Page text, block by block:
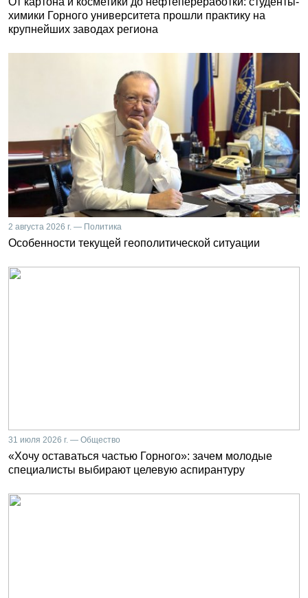
химики Горного университета прошли практику на
крупнейших заводах региона
2 августа 2026 г. — Политика
Особенности текущей геополитической ситуации
31 июля 2026 г. — Общество
«Хочу оставаться частью Горного»: зачем молодые
специалисты выбирают целевую аспирантуру